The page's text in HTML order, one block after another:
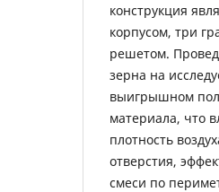
конструкция
корпусом, три
решетом.
зерна на
выигрышном
материала, что
плотность
отверстия,
смеси по